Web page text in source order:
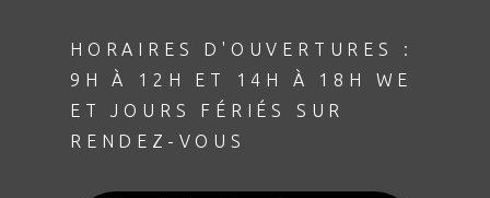
HORAIRES D'OUVERTURES :
9H À 12H ET 14H À 18H WE
ET JOURS FÉRIÉS SUR
RENDEZ-VOUS